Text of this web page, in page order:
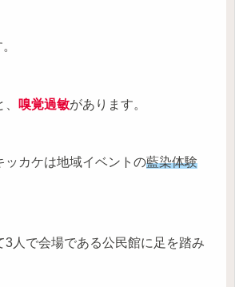
嗅覚過敏があります。
ッカケは地域イベントの藍染体験
3人で会場である公民館に足を踏み